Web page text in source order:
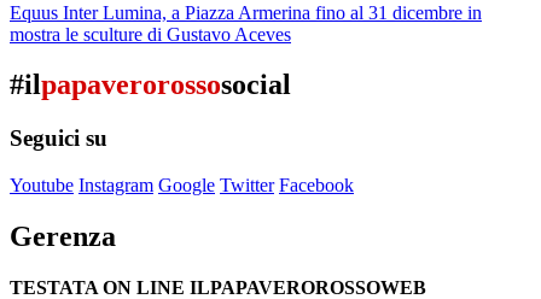
Equus Inter Lumina, a Piazza Armerina fino al 31 dicembre in
mostra le sculture di Gustavo Aceves
#ilpapaverorossosocial
Seguici su
Youtube Instagram Google Twitter Facebook
Gerenza
TESTATA ON LINE ILPAPAVEROROSSOWEB